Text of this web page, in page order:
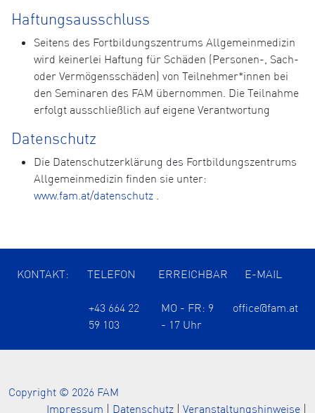
Haftungsausschluss
Seitens des Fortbildungszentrums Allgemeinmedizin
wird keinerlei Haftung für Schäden (Personen-, Sach-
oder Vermögensschäden) von Teilnehmer*innen bei
den Seminaren des FAM übernommen. Die Teilnahme
erfolgt ausschließlich auf eigene Verantwortung
Datenschutz
Die Datenschutzerklärung des Fortbildungszentrums
Allgemeinmedizin finden sie unter:
www.fam.at/datenschutz .
KONTAKT: TELEFON ERREICHBAR E-MAIL
+43 664 22
59 103
MO - FR: 9
- 17 Uhr
office@fam.at
Copyright © 2026 FAM
Impressum
Datenschutz Veranstaltungshinweise